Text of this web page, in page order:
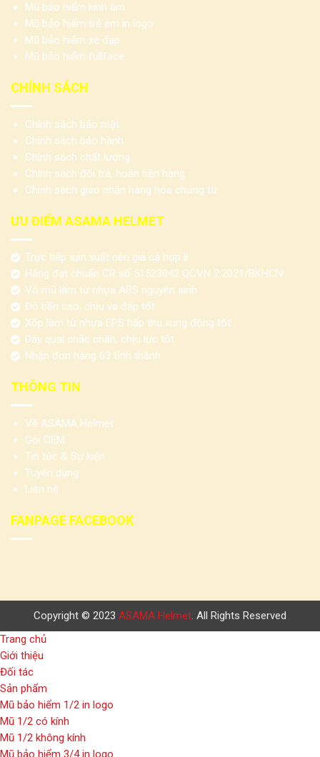
Mũ bảo hiểm kính âm
Mũ bảo hiểm trẻ em in logo
Mũ bảo hiểm xe đạp
Mũ bảo hiểm fullface
CHÍNH SÁCH
Chính sách bảo mật
Chính sách bảo hành
Chính sách chất lượng
Chính sách đổi trả, hoàn tiền hàng
Chính sách giao nhận hàng hóa chứng từ
ƯU ĐIỂM ASAMA HELMET
Trực tiếp sản xuất nên giá cả hợp lí
Hàng đạt chuẩn CR số 51523042 QCVN 2:2021/BKHCN
Vỏ mũ làm từ nhựa ABS nguyên sinh
Độ bền cao, chịu va đập tốt
Xốp làm từ nhựa EPS hấp thụ xung động tốt
Dây quai chắc chắn, chịu lực tốt
Nhận đơn hàng 63 tỉnh thành
THÔNG TIN
Về ASAMA Helmet
Gói OEM
Tin tức & Sự kiện
Tuyển dụng
Liên hệ
FANPAGE FACEBOOK
Copyright © 2023 ASAMA Helmet. All Rights Reserved
Trang chủ
Giới thiệu
Đối tác
Sản phẩm
Mũ bảo hiểm 1/2 in logo
Mũ 1/2 có kính
Mũ 1/2 không kính